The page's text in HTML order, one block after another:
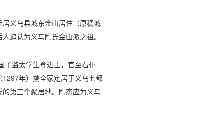
义乌县城东金山居住（原稠城
追认为义乌陶氏金山派之祖。
子监太学生登进士，官至右仆
年）携全家定居于义乌七都
第三个聚居地。陶杰应为义乌